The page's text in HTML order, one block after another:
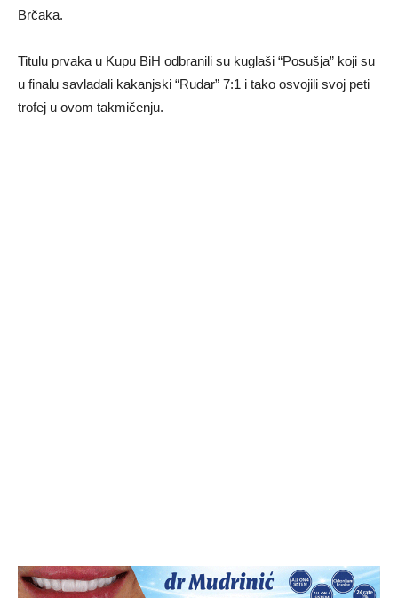
Brčaka.
Titulu prvaka u Kupu BiH odbranili su kuglaši “Posušja” koji su
u finalu savladali kakanjski “Rudar” 7:1 i tako osvojili svoj peti
trofej u ovom takmičenju.